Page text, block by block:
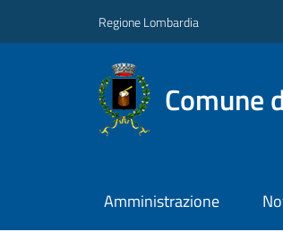
Regione Lombardia
Comune
Amministrazione